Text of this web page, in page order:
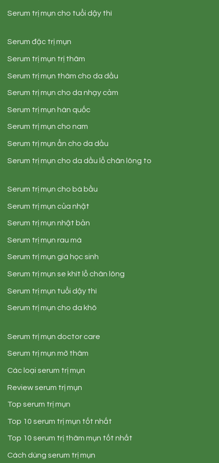
Serum trị mụn cho tuổi dậy thì
Serum đặc trị mụn
Serum trị mụn trị thâm
Serum trị mụn thâm cho da dầu
Serum trị mụn cho da nhạy cảm
Serum trị mụn hàn quốc
Serum trị mụn cho nam
Serum trị mụn ẩn cho da dầu
Serum trị mụn cho da dầu lỗ chân lông to
Serum trị mụn cho bà bầu
Serum trị mụn của nhật
Serum trị mụn nhật bản
Serum trị mụn rau má
Serum trị mụn giá học sinh
Serum trị mụn se khít lỗ chân lông
Serum trị mụn tuổi dậy thì
Serum trị mụn cho da khô
Serum trị mụn doctor care
Serum trị mụn mờ thâm
Các loại serum trị mụn
Review serum trị mụn
Top serum trị mụn
Top 10 serum trị mụn tốt nhất
Top 10 serum trị thâm mụn tốt nhất
Cách dùng serum trị mụn